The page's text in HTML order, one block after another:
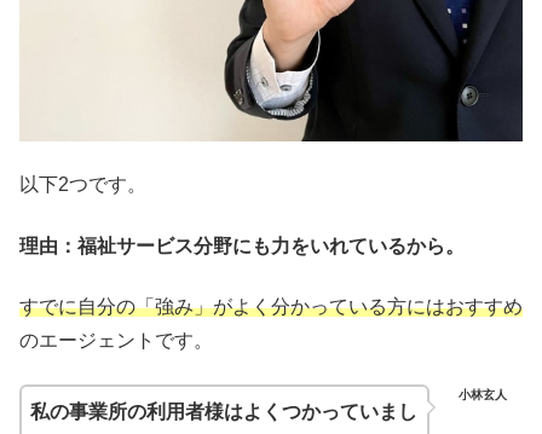
以下2つです。
理由：福祉サービス分野にも力をいれているから。
すでに自分の「強み」がよく分かっている方にはおすすめ
のエージェントです。
小林玄人
私の事業所の利用者様はよくつかっていまし